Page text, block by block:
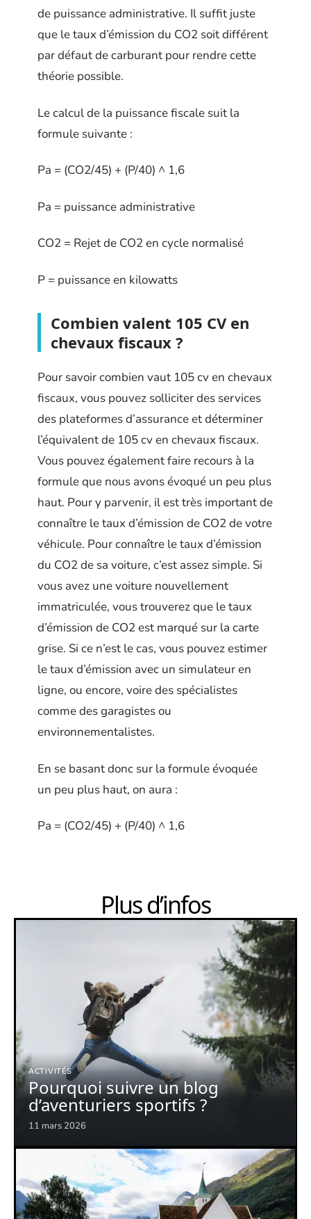
de puissance administrative. Il suffit juste
que le taux d’émission du CO2 soit différent
par défaut de carburant pour rendre cette
théorie possible.
Le calcul de la puissance fiscale suit la
formule suivante :
Pa = (CO2/45) + (P/40) ^ 1,6
Pa = puissance administrative
CO2 = Rejet de CO2 en cycle normalisé
P = puissance en kilowatts
Combien valent 105 CV en
chevaux fiscaux ?
Pour savoir combien vaut 105 cv en chevaux
fiscaux, vous pouvez solliciter des services
des plateformes d’assurance et déterminer
l’équivalent de 105 cv en chevaux fiscaux.
Vous pouvez également faire recours à la
formule que nous avons évoqué un peu plus
haut. Pour y parvenir, il est très important de
connaître le taux d’émission de CO2 de votre
véhicule. Pour connaître le taux d’émission
du CO2 de sa voiture, c’est assez simple. Si
vous avez une voiture nouvellement
immatriculée, vous trouverez que le taux
d’émission de CO2 est marqué sur la carte
grise. Si ce n’est le cas, vous pouvez estimer
le taux d’émission avec un simulateur en
ligne, ou encore, voire des spécialistes
comme des garagistes ou
environnementalistes.
En se basant donc sur la formule évoquée
un peu plus haut, on aura :
Pa = (CO2/45) + (P/40) ^ 1,6
Plus d’infos
ACTIVITÉS
Pourquoi suivre un blog
d’aventuriers sportifs ?
11 mars 2026